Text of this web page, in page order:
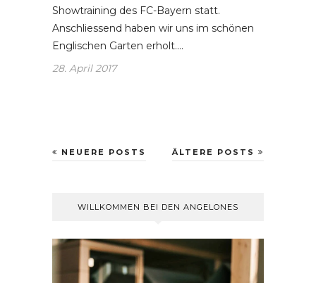
Showtraining des FC-Bayern statt.
Anschliessend haben wir uns im schönen
Englischen Garten erholt.…
28. April 2017
ÄLTERE POSTS
NEUERE POSTS
WILLKOMMEN BEI DEN ANGELONES